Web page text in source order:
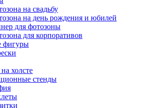
на свадьбу
на день рождения и юбилей
для фотозоны
для корпоративов
фигуры
холсте
стенды